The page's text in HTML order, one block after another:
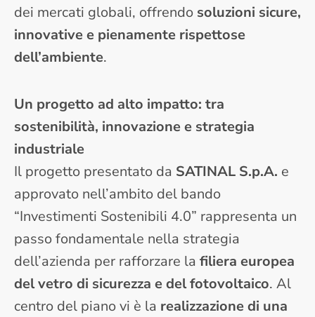
dei mercati globali, offrendo soluzioni sicure,
innovative e pienamente rispettose
dell’ambiente.
Un progetto ad alto impatto: tra
sostenibilità, innovazione e strategia
industriale
Il progetto presentato da SATINAL S.p.A. e
approvato nell’ambito del bando
“Investimenti Sostenibili 4.0” rappresenta un
passo fondamentale nella strategia
dell’azienda per rafforzare la filiera europea
del vetro di sicurezza e del fotovoltaico. Al
centro del piano vi è la realizzazione di una